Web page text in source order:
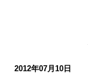
2012年07月10日